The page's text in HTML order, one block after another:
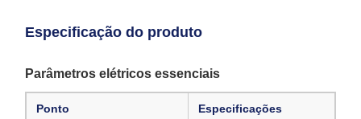
Especificação do produto
Parâmetros elétricos essenciais
Ponto Especificações